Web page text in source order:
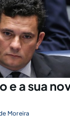
e a sua
Moreira